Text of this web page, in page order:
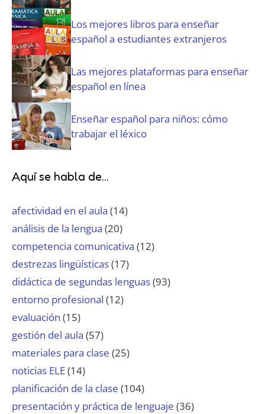
Los mejores libros para enseñar
español a estudiantes extranjeros
Las mejores plataformas para enseñar
español en línea
Enseñar español para niños: cómo
trabajar el léxico
Aquí se habla de...
afectividad en el aula (14)
análisis de la lengua (20)
competencia comunicativa (12)
destrezas lingüísticas(17)
didáctica de segundas lenguas(93)
entorno profesional (12)
evaluación (15)
gestión del aula (57)
materiales para clase (25)
noticias ELE(14)
planificación de la clase (104)
presentación y práctica de lenguaje (36)